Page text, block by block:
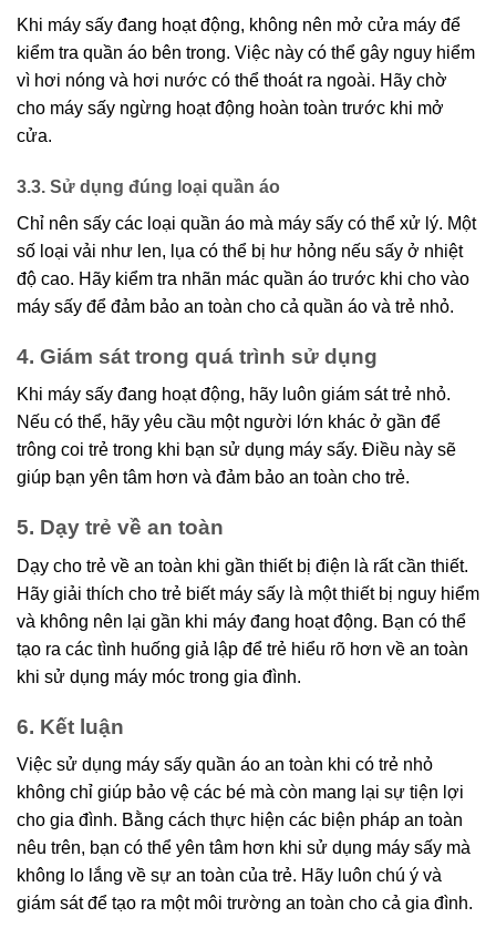
Khi máy sấy đang hoạt động, không nên mở cửa máy để
kiểm tra quần áo bên trong. Việc này có thể gây nguy hiểm
vì hơi nóng và hơi nước có thể thoát ra ngoài. Hãy chờ
cho máy sấy ngừng hoạt động hoàn toàn trước khi mở
cửa.
3.3. Sử dụng đúng loại quần áo
Chỉ nên sấy các loại quần áo mà máy sấy có thể xử lý. Một
số loại vải như len, lụa có thể bị hư hỏng nếu sấy ở nhiệt
độ cao. Hãy kiểm tra nhãn mác quần áo trước khi cho vào
máy sấy để đảm bảo an toàn cho cả quần áo và trẻ nhỏ.
4. Giám sát trong quá trình sử dụng
Khi máy sấy đang hoạt động, hãy luôn giám sát trẻ nhỏ.
Nếu có thể, hãy yêu cầu một người lớn khác ở gần để
trông coi trẻ trong khi bạn sử dụng máy sấy. Điều này sẽ
giúp bạn yên tâm hơn và đảm bảo an toàn cho trẻ.
5. Dạy trẻ về an toàn
Dạy cho trẻ về an toàn khi gần thiết bị điện là rất cần thiết.
Hãy giải thích cho trẻ biết máy sấy là một thiết bị nguy hiểm
và không nên lại gần khi máy đang hoạt động. Bạn có thể
tạo ra các tình huống giả lập để trẻ hiểu rõ hơn về an toàn
khi sử dụng máy móc trong gia đình.
6. Kết luận
Việc sử dụng máy sấy quần áo an toàn khi có trẻ nhỏ
không chỉ giúp bảo vệ các bé mà còn mang lại sự tiện lợi
cho gia đình. Bằng cách thực hiện các biện pháp an toàn
nêu trên, bạn có thể yên tâm hơn khi sử dụng máy sấy mà
không lo lắng về sự an toàn của trẻ. Hãy luôn chú ý và
giám sát để tạo ra một môi trường an toàn cho cả gia đình.